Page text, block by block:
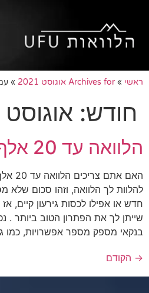
ראשי »Archives for אוגוסט 2021 »
חודש: אוגוסט 2021
הלוואה עד 20 אלף
האם
להלוות לך הלוואה, וזהו סכום שלא
חדש או אפילו לכסות גירעון קיים,
שייתן לך את הפתרון הטוב ביותר .
בנקאי מספק מספר אפשרויות,
→ הקודם